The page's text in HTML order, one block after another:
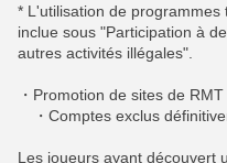
* L'utilisation de
inclue sous "Participation à
autres activités illégales".
・Promotion de sites de RMT
・Comptes exclus
Les joueurs ayant découvert